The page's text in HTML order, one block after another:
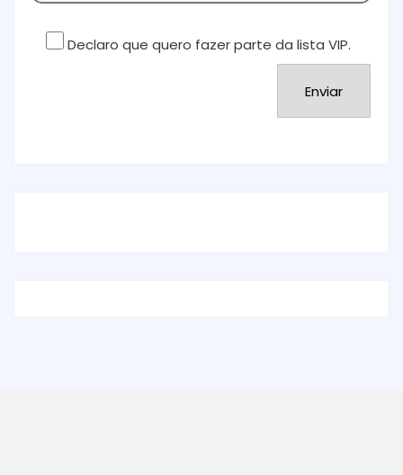
Declaro que quero fazer parte da lista VIP.